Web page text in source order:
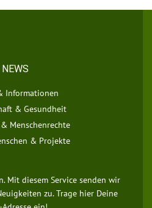
NEWS
Informationen
& Gesundheit
Menschenrechte
& Projekte
Mit diesem Service senden wir
zu. Trage hier Deine